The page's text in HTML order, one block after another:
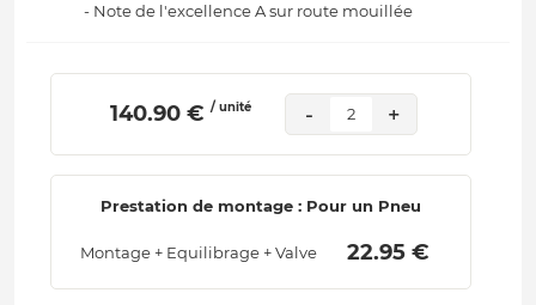
- Note de l'excellence A sur route mouillée
140.90 € / unité - 2 +
Prestation de montage : Pour un Pneu
Montage + Equilibrage + Valve 22.95 €